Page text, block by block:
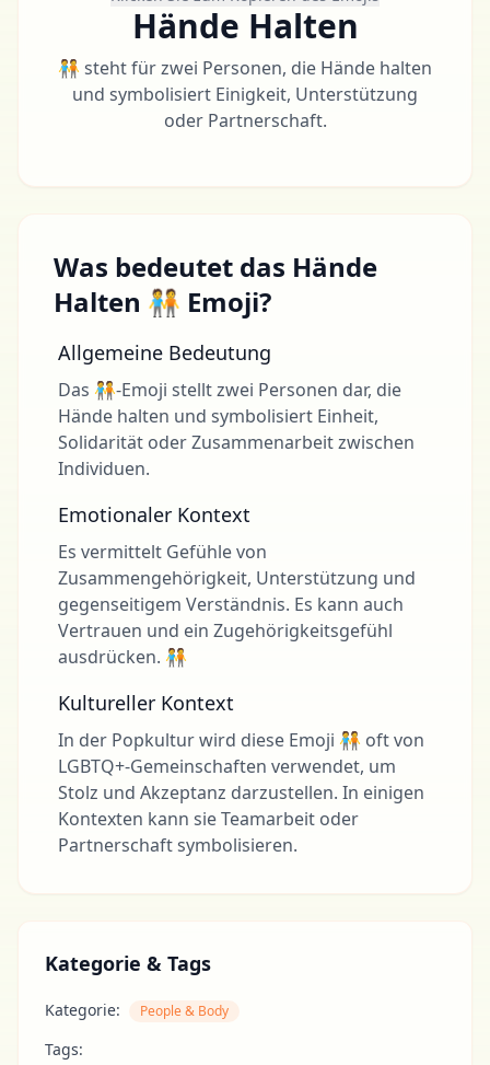
Hände Halten
🧑‍🤝‍🧑 steht für zwei Personen, die Hände halten
und symbolisiert Einigkeit, Unterstützung
oder Partnerschaft.
Was bedeutet das Hände
Halten 🧑‍🤝‍🧑 Emoji?
Allgemeine Bedeutung
Das 🧑‍🤝‍🧑-Emoji stellt zwei Personen dar, die
Hände halten und symbolisiert Einheit,
Solidarität oder Zusammenarbeit zwischen
Individuen.
Emotionaler Kontext
Es vermittelt Gefühle von
Zusammengehörigkeit, Unterstützung und
gegenseitigem Verständnis. Es kann auch
Vertrauen und ein Zugehörigkeitsgefühl
ausdrücken. 🧑‍🤝‍🧑
Kultureller Kontext
In der Popkultur wird diese Emoji 🧑‍🤝‍🧑 oft von
LGBTQ+-Gemeinschaften verwendet, um
Stolz und Akzeptanz darzustellen. In einigen
Kontexten kann sie Teamarbeit oder
Partnerschaft symbolisieren.
Kategorie & Tags
Kategorie: People & Body
Tags: